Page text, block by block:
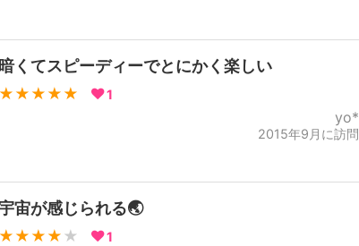
暗くてスピーディーでとにかく楽しい
★★★★★ 1
yo*
2015年9月に訪問
宙が感じられる🌏
★★★★ ★ 1